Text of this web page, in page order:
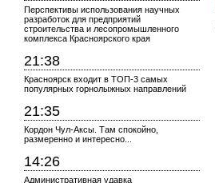
Перспективы использования научных
разработок для предприятий
строительства и лесопромышленного
комплекса Красноярского края
21:38
Красноярск входит в ТОП-3 самых
популярных горнолыжных направлений
21:35
Кордон Чул-Аксы. Там спокойно,
размеренно и интересно...
14:26
Административная удавка